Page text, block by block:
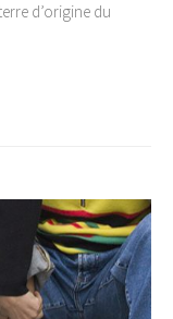
d’origine du